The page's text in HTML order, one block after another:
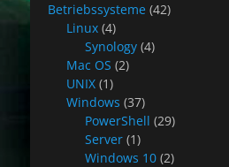
Betriebssysteme (42)
Linux (4)
Synology (4)
Mac OS (2)
UNIX (1)
Windows (37)
PowerShell (29)
Server (1)
Windows 10 (2)